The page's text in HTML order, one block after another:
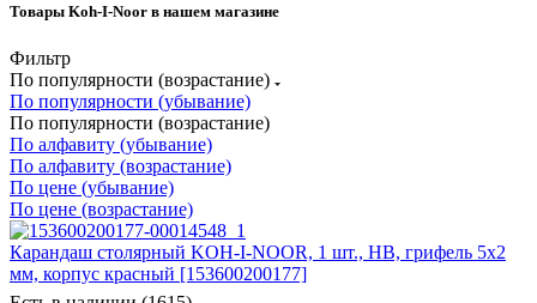
Товары Koh-I-Noor в нашем магазине
Фильтр
По популярности (возрастание)
По популярности (убывание)
По популярности (возрастание)
По алфавиту (убывание)
По алфавиту (возрастание)
По цене (убывание)
По цене (возрастание)
Карандаш столярный KOH-I-NOOR, 1 шт., НВ, грифель 5х2
мм, корпус красный [153600200177]